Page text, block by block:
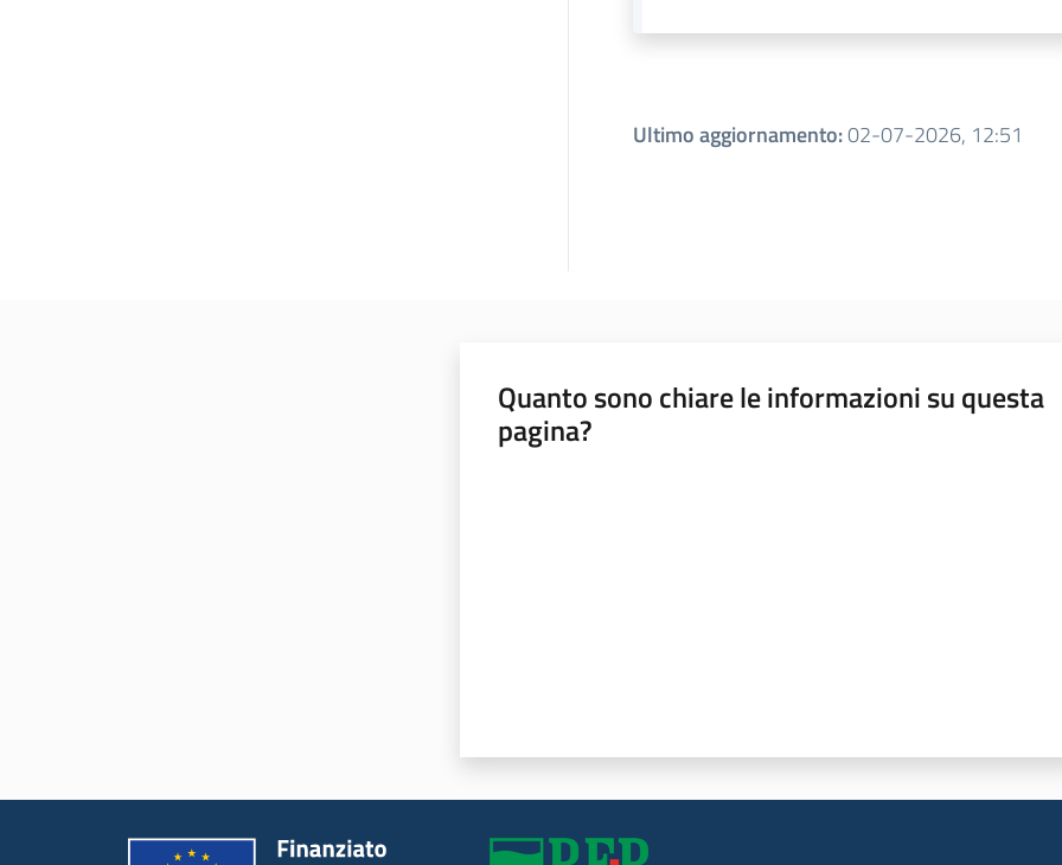
Ultimo aggiornamento:02-07-2026, 12:51
Quanto sono chiare le informazioni su questa
pagina?